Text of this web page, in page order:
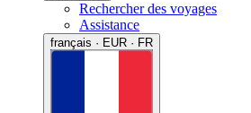
Rechercher des voyages
Assistance
français · EUR · FR